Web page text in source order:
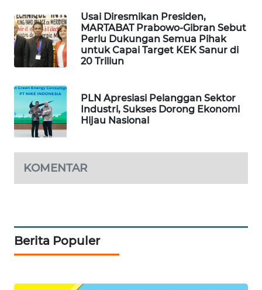
Usai Diresmikan Presiden,
MARTABAT Prabowo-Gibran Sebut
Perlu Dukungan Semua Pihak
untuk Capai Target KEK Sanur di
20 Triliun
PLN Apresiasi Pelanggan Sektor
Industri, Sukses Dorong Ekonomi
Hijau Nasional
KOMENTAR
Berita Populer
METRO
JAKARTA
NEWS
KRT
NEWS
NEWS
JURNAL
HUMBANG
NEWS
NEWS